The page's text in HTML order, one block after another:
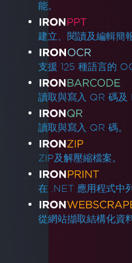
能。
建立、閱讀及編輯簡
支援 125 種語言的
讀取與寫入 QR 碼及
讀取與寫入 QR 碼。
ZIP及解壓縮檔案。
在 .NET 應用程式中
從網站擷取結構化資